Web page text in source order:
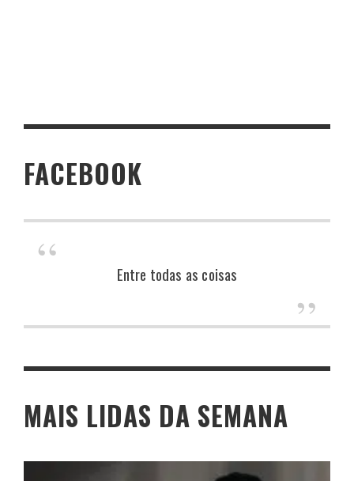
FACEBOOK
Entre todas as coisas
MAIS LIDAS DA SEMANA